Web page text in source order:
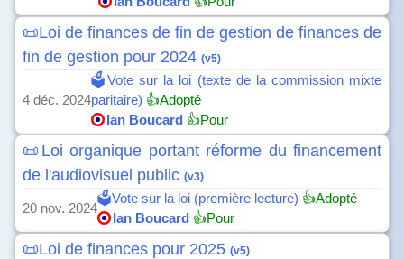
📜Loi de finances de fin de gestion de finances de
fin de gestion pour 2024 (v5)
4 déc. 2024
🗳️Vote sur la loi (texte de la commission mixte
paritaire) 👍Adopté
Ian Boucard 👍Pour
📜Loi organique portant réforme du financement
de l'audiovisuel public (v3)
20 nov. 2024
🗳️Vote sur la loi (première lecture) 👍Adopté
Ian Boucard 👍Pour
📜Loi de finances pour 2025 (v5)